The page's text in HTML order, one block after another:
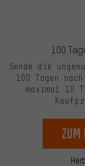
100
Sende die
100 Tagen
maximal 10